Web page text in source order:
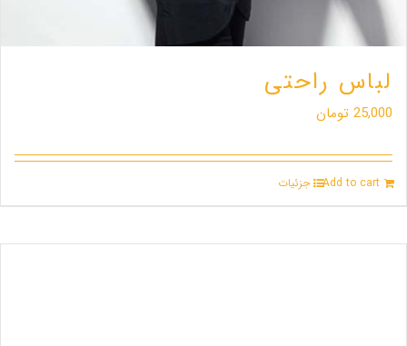
لباس راحتی
25,000 تومان
Add to cart جزئیات